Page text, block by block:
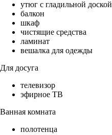
утюг с гладильной доской
балкон
шкаф
чистящие средства
ламинат
вешалка для одежды
Для досуга
телевизор
эфирное ТВ
Ванная комната
полотенца